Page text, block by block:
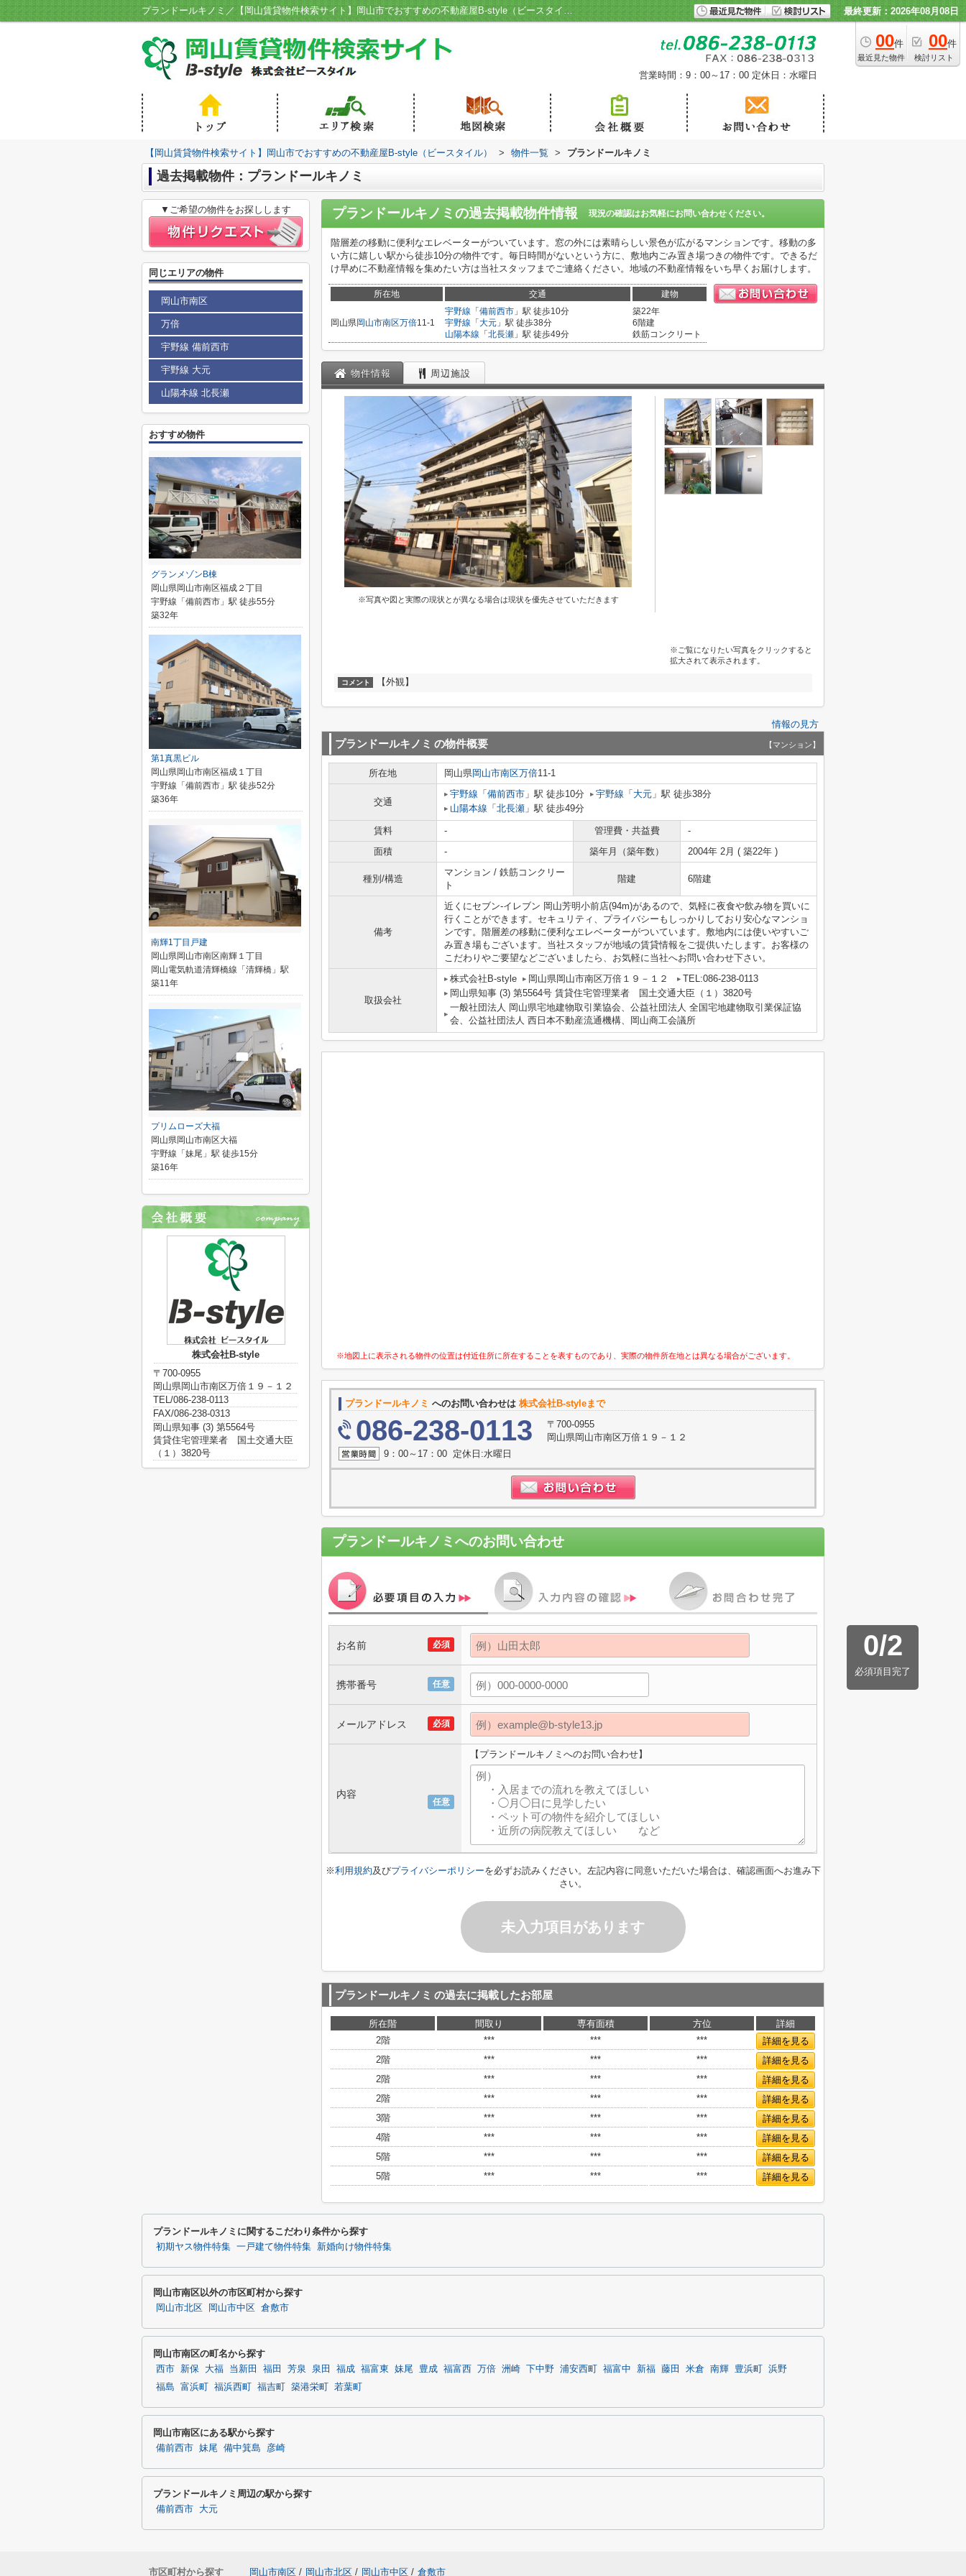
プランドールキノミ／【岡山賃貸物件検索サイト】岡山市でおすすめの不動産屋B-style（ビースタイル） 最終更新：2026年08月08日
00件
最近見た物件
00件
検討リスト
営業時間：9：00～17：00 定休日：水曜日
【岡山賃貸物件検索サイト】岡山市でおすすめの不動産屋B-style（ビースタイル） > 物件一覧 > プランドールキノミ
過去掲載物件：プランドールキノミ
プランドールキノミ の過去掲載物件情報 現況の確認はお気軽にお問い合わせください。
階層差の移動に便利なエレベーターがついています。窓の外には素晴らしい景色が広がるマンションです。移動の多
い方に嬉しい駅から徒歩10分の物件です。毎日時間がないという方に、敷地内ごみ置き場つきの物件です。できるだ
け早めに不動産情報を集めたい方は当社スタッフまでご連絡ください。地域の不動産情報をいち早くお届けします。
所在地 交通 建物
岡山県岡山市南区万倍11-1
宇野線 「 備前西市 」駅 徒歩10分
宇野線 「 大元 」駅 徒歩38分
山陽本線 「 北長瀬 」駅 徒歩49分
築22年
6階建
鉄筋コンクリート
物件情報 周辺施設
※写真や図と実際の現状とが異なる場合は現状を優先させていただきます
※ご覧になりたい写真をクリックすると
拡大されて表示されます。
コメント 【外観】
情報の見方
プランドールキノミ の物件概要 【マンション】
所在地 岡山県岡山市南区万倍11-1
交通
宇野線 「 備前西市 」駅 徒歩10分 宇野線 「 大元 」駅 徒歩38分
山陽本線 「 北長瀬 」駅 徒歩49分
賃料 - 管理費・共益費
-
面積
- 築年月（築年数） 2004年 2月 ( 築22年 )
種別/構造
マンション / 鉄筋コンクリー
ト
階建 6階建
備考
近くにセブン‐イレブン 岡山芳明小前店(94m)があるので、気軽に夜食や飲み物を買いに
行くことができます。セキュリティ、プライバシーもしっかりしており安心なマンショ
ンです。階層差の移動に便利なエレベーターがついています。敷地内には使いやすいご
み置き場もございます。当社スタッフが地域の賃貸情報をご提供いたします。お客様の
こだわりやご要望などございましたら、お気軽に当社へお問い合わせ下さい。
取扱会社
株式会社B-style 岡山県岡山市南区万倍１９－１２
TEL:086-238-0113
岡山県知事 (3) 第5564号 賃貸住宅管理業者 国土交通大臣（１）3820号
一般社団法人 岡山県宅地建物取引業協会、公益社団法人 全国宅地建物取引業保証協
会、公益社団法人 西日本不動産流通機構、岡山商工会議所
※地図上に表示される物件の位置は付近住所に所在することを表すものであり、実際の物件所在地とは異なる場合がございます。
プランドールキノミ へのお問い合わせは 株式会社B-styleまで
086-238-0113
〒700-0955
岡山県岡山市南区万倍１９－１２
9：00～17：00 定休日:水曜日
プランドールキノミ へのお問い合わせ
0/2
必須項目完了
必須
お名前
任意
携帯番号
必須
メールアドレス
任意
内容
【プランドールキノミへのお問い合わせ】
※利用規約及びプライバシーポリシーを必ずお読みください。左記内容に同意いただいた場合は、確認画面へお進み下
さい。
未入力項目があります
プランドールキノミ の過去に掲載したお部屋
所在階 間取り 専有面積 方位
詳細
2階
*** *** ***
詳細を見る
2階
*** *** ***
詳細を見る
2階
*** *** ***
詳細を見る
2階
*** *** ***
詳細を見る
3階
*** *** ***
詳細を見る
4階
*** *** ***
詳細を見る
5階
*** *** ***
詳細を見る
5階
*** *** *** 詳細を見る
▼ご希望の物件をお探しします
同じエリアの物件
岡山市南区
万倍
宇野線 備前西市
宇野線 大元
山陽本線 北長瀬
おすすめ物件
グランメゾンB棟
岡山県岡山市南区福成２丁目
宇野線「備前西市」駅 徒歩55分
築32年
第1真黒ビル
岡山県岡山市南区福成１丁目
宇野線「備前西市」駅 徒歩52分
築36年
南輝1丁目戸建
岡山県岡山市南区南輝１丁目
岡山電気軌道清輝橋線「清輝橋」駅
築11年
プリムローズ大福
岡山県岡山市南区大福
宇野線「妹尾」駅 徒歩15分
築16年
株式会社B-style
〒700-0955
岡山県岡山市南区万倍１９－１２
TEL/086-238-0113
FAX/086-238-0313
岡山県知事 (3) 第5564号
賃貸住宅管理業者 国土交通大臣
（１）3820号
プランドールキノミに関するこだわり条件から探す
初期ヤス物件特集 一戸建て物件特集 新婚向け物件特集
岡山市南区以外の市区町村から探す
岡山市北区 岡山市中区 倉敷市
岡山市南区の町名から探す
西市 新保 大福 当新田 福田 芳泉 泉田 福成 福富東 妹尾 豊成 福富西 万倍 洲崎 下中野 浦安西町 福富中 新福 藤田 米倉 南輝 豊浜町
浜野
福島
富浜町 福浜西町 福吉町 築港栄町 若葉町
岡山市南区にある駅から探す
備前西市 妹尾 備中箕島 彦崎
プランドールキノミ周辺の駅から探す
備前西市 大元
市区町村から探す 岡山市南区 / 岡山市北区 / 岡山市中区 / 倉敷市